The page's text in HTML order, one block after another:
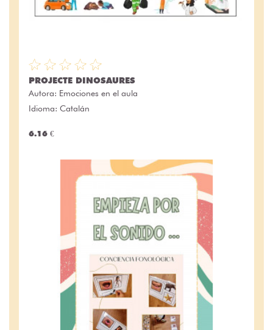
PROJECTE DINOSAURES
Autora: Emociones en el aula
Idioma: Catalán
6.16 €